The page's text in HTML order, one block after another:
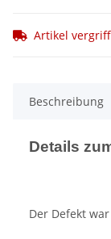
Artikel
Beschreibung
Details
Der Defekt